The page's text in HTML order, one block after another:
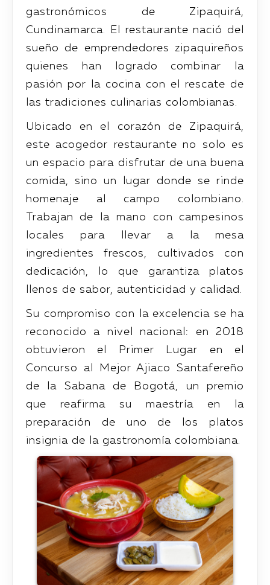
gastronómicos de Zipaquirá,
Cundinamarca. El restaurante nació del
sueño de emprendedores zipaquireños
quienes han logrado combinar la
pasión por la cocina con el rescate de
las tradiciones culinarias colombianas.
Ubicado en el corazón de Zipaquirá,
este acogedor restaurante no solo es
un espacio para disfrutar de una buena
comida, sino un lugar donde se rinde
homenaje al campo colombiano.
Trabajan de la mano con campesinos
locales para llevar a la mesa
ingredientes frescos, cultivados con
dedicación, lo que garantiza platos
llenos de sabor, autenticidad y calidad.
Su compromiso con la excelencia se ha
reconocido a nivel nacional: en 2018
obtuvieron el Primer Lugar en el
Concurso al Mejor Ajiaco Santafereño
de la Sabana de Bogotá, un premio
que reafirma su maestría en la
preparación de uno de los platos
insignia de la gastronomía colombiana.